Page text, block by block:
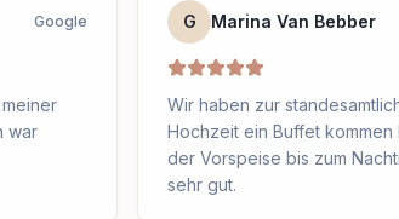
Google
war
G Marina Van Bebber
Wir haben zur
Hochzeit ein Buffet kommen
der Vorspeise bis zum
sehr gut.